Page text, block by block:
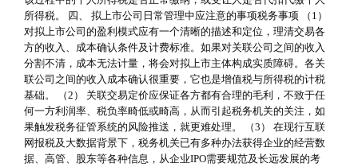
所得税。 四、 拟上市公司日常管理中应注意的事项税务事项 （1）
对拟上市公司的盈利模式应有一个清晰的描述和定位，理清交易各
方的收入、成本确认条件及计费标准。如果对关联公司之间的收入
分割不清，成本无法计量，将会对拟上市主体构成实质障碍。各关
联公司之间的收入成本确认很重要，它也是增值税与所得税的计税
基础。 （2） 关联交易定价应保证各方都有合理的毛利，不致于任
何一方利润率、税负率畸低或畸高，从而引起税务机关的关注，如
果触发税务征管系统的风险推送，就更难处理。 （3） 在现行互联
网报税及大数据背景下，税务机关已有多种办法获得企业的经营数
据、高管、股东等各种信息，从企业IPO需要规范及长远发展的考